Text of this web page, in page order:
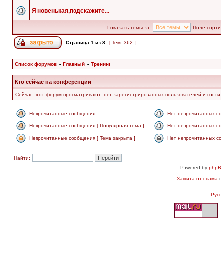
Я новенькая,подскажите...
Показать темы за: Поле
Страница 1 из 8 [ Тем: 362 ]
Список форумов » Главный » Тренинг
Кто сейчас на конференции
Сейчас этот форум просматривают: нет зарегистрированных пользователей и
Непрочитанные сообщения Нет непрочитанных
Непрочитанные сообщения [ Популярная тема ] Нет непрочитанных
Непрочитанные сообщения [ Тема закрыта ] Нет непрочитанных
Найти:
Powered by
Защита от спама